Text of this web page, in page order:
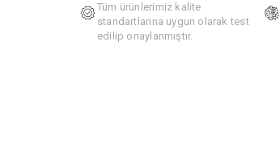
Tüm ürünlerimiz kalite
standartlarına uygun olarak test
edilip onaylanmıştır.